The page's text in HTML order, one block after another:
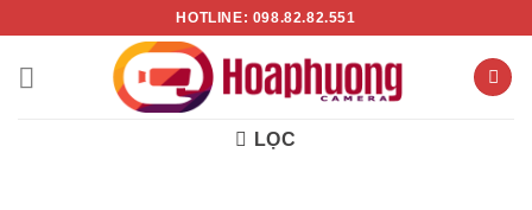
nội
HOTLINE: 098.82.82.551
LỌC